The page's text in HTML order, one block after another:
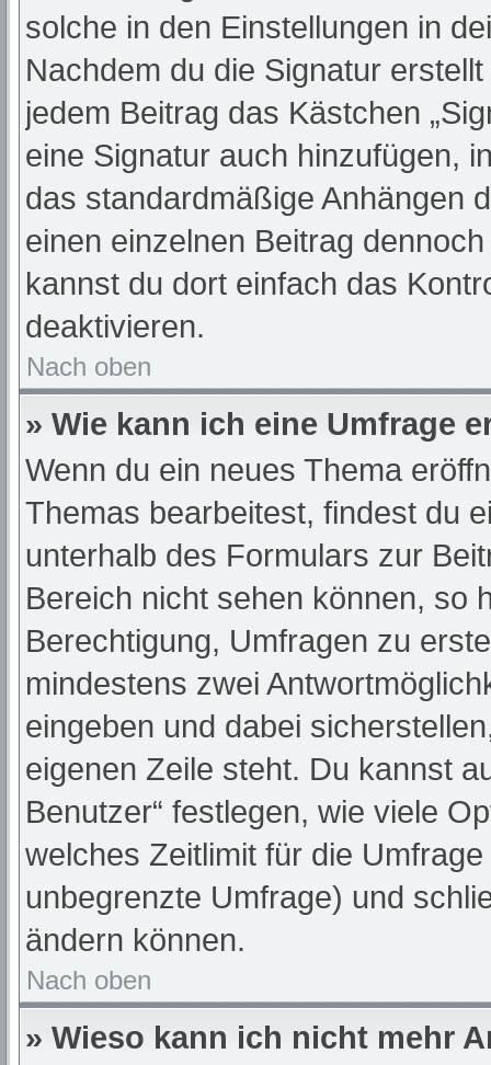
solche in den Einstellungen in
Nachdem du die Signatur
jedem Beitrag das Kästchen
eine Signatur auch hinzufügen,
das standardmäßige Anhängen
einen einzelnen Beitrag
kannst du dort einfach das
deaktivieren.
Nach oben
» Wie kann ich eine Umfrage
Wenn du ein neues Thema
Themas bearbeitest, findest du
unterhalb des Formulars zur
Bereich nicht sehen können, so
Berechtigung, Umfragen zu
mindestens zwei
eingeben und dabei
eigenen Zeile steht. Du kannst
Benutzer“ festlegen, wie viele
welches Zeitlimit für die
unbegrenzte Umfrage) und
ändern können.
Nach oben
» Wieso kann ich nicht mehr